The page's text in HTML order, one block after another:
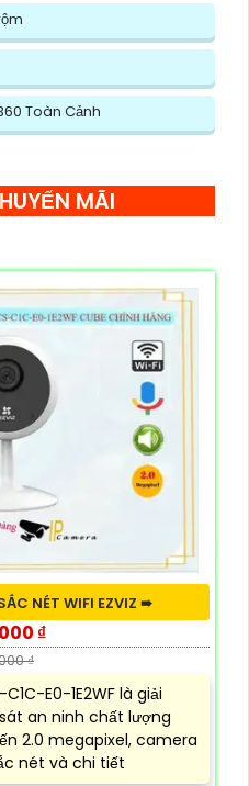
Toàn Cảnh
MÃI
NÉT WIFI EZVIZ ➠
₫
₫
E0-1E2WF là giải
an ninh chất lượng
2.0 megapixel, camera
nét và chi tiết